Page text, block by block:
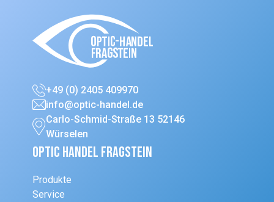
+49 (0) 2405 409970
info@optic-handel.de
Carlo-Schmid-Straße 13 52146
Würselen
Optic Handel Fragstein
Produkte
Service